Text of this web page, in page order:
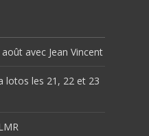
avec Jean Vincent
lotos les 21, 22 et 23